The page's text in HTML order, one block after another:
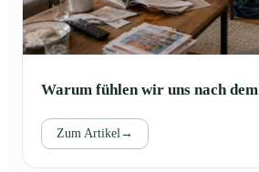
Warum fühlen wir uns nach
Zum Artikel →